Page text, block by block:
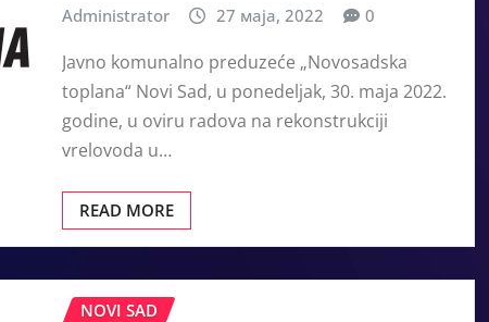
Administrator 27 маја, 2022 0
Javno komunalno preduzeće „Novosadska
toplana“ Novi Sad, u ponedeljak, 30. maja 2022.
godine, u oviru radova na rekonstrukciji
vrelovoda u…
READ MORE
NOVI SAD